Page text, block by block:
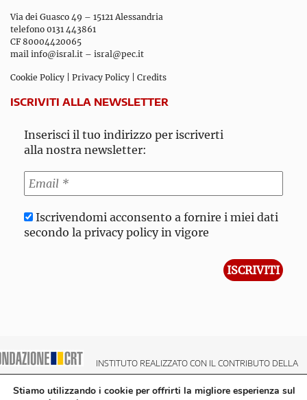
Via dei Guasco 49 – 15121 Alessandria
telefono 0131 443861
CF 80004420065
mail info@isral.it – isral@pec.it
Cookie Policy Privacy Policy Credits
ISCRIVITI ALLA NEWSLETTER
Inserisci il tuo indirizzo per iscriverti
alla nostra newsletter:
Iscrivendomi acconsento a fornire i miei dati
secondo la privacy policy in vigore
INSTITUTO REALIZZATO CON IL CONTRIBUTO DELLA
Stiamo utilizzando i cookie per offrirti la migliore esperienza sul